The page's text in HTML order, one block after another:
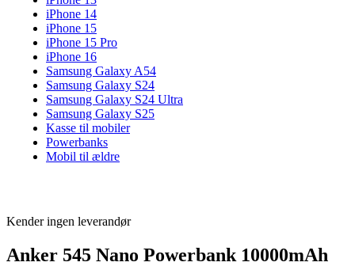
iPhone 14
iPhone 15
iPhone 15 Pro
iPhone 16
Samsung Galaxy A54
Samsung Galaxy S24
Samsung Galaxy S24 Ultra
Samsung Galaxy S25
Kasse til mobiler
Powerbanks
Mobil til ældre
Kender ingen leverandør
Anker 545 Nano Powerbank 10000mAh